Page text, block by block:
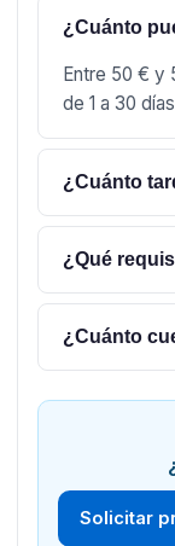
¿Cuánto
Entre 50 € y
de 1 a 30
¿Cuánto
¿Qué
¿Cuánto
Solicitar